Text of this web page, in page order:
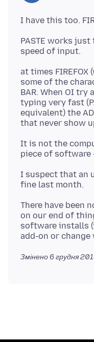
PASTE works
at times
some of the
BAR. When OI
typing very fast
equivalent) the
It is not the
I suspect that an
There have been
on our end of
software installs
Змінено 6 грудня